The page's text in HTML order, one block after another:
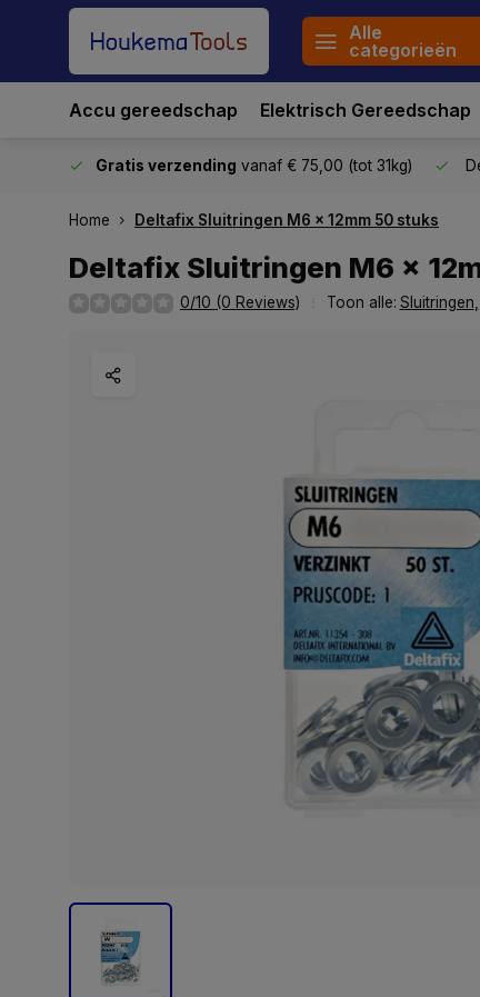
Alle
categorieën
Accu gereedschap Elektrisch Gereedschap
Gratis verzending vanaf € 75,00 (tot 31kg)
Home Deltafix Sluitringen M6 x 12mm 50 stuks
Deltafix Sluitringen M6 x
0/10 (0 Reviews) Toon alle: Sluitringen